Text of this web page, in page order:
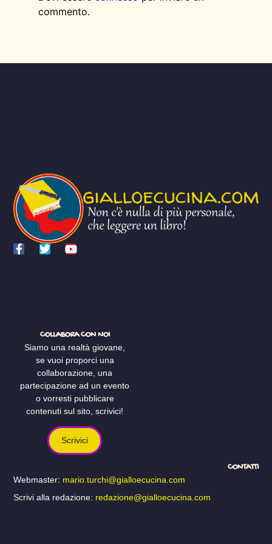
commento.
COLLABORA CON NOI
Siamo una realtà giovane,
se vuoi proporci una
collaborazione, una
partecipazione ad un evento
o vorresti pubblicare
contenuti sul sito, scrivici!
Scrivici
CONTATTI
Webmaster: mario.turchi@gialloecucina.com
Scrivi alla redazione: redazione@gialloecucina.com